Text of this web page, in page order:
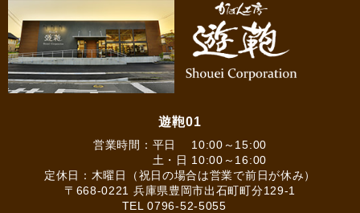
遊鞄01
営業時間：平日 10:00～15:00
土・日 10:00～16:00
定休日：木曜日（祝日の場合は営業で前日が休み）
〒668-0221 兵庫県豊岡市出石町町分129-1
TEL0796-52-5055